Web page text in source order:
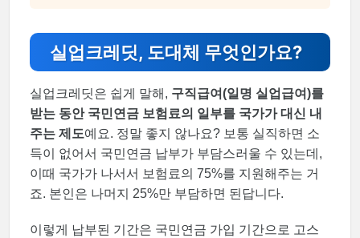
실업크레딧, 도대체 무엇인가요?
실업크레딧은 쉽게 말해, 구직급여(일명 실업급여)를
받는 동안 국민연금 보험료의 일부를 국가가 대신 내
주는 제도예요. 정말 좋지 않나요? 보통 실직하면 소
득이 없어서 국민연금 납부가 부담스러울 수 있는데,
이때 국가가 나서서 보험료의 75%를 지원해주는 거
죠. 본인은 나머지 25%만 부담하면 된답니다.
이렇게 납부된 기간은 국민연금 가입 기간으로 고스